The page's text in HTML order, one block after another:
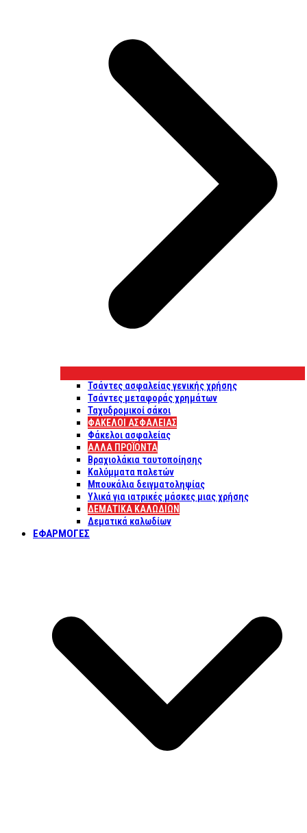
Τσάντες ασφαλείας γενικής χρήσης
Τσάντες μεταφοράς χρημάτων
Ταχυδρομικοί σάκοι
ΦΑΚΕΛΟΙ ΑΣΦΑΛΕΙΑΣ
Φάκελοι ασφαλείας
ΑΛΛΑ ΠΡΟΪΟΝΤΑ
Βραχιολάκια ταυτοποίησης
Καλύμματα παλετών
Μπουκάλια δειγματοληψίας
Υλικά για ιατρικές μάσκες μιας χρήσης
ΔΕΜΑΤΙΚΆ ΚΑΛΩΔΊΩΝ
Δεματικά καλωδίων
ΕΦΑΡΜΟΓΈΣ